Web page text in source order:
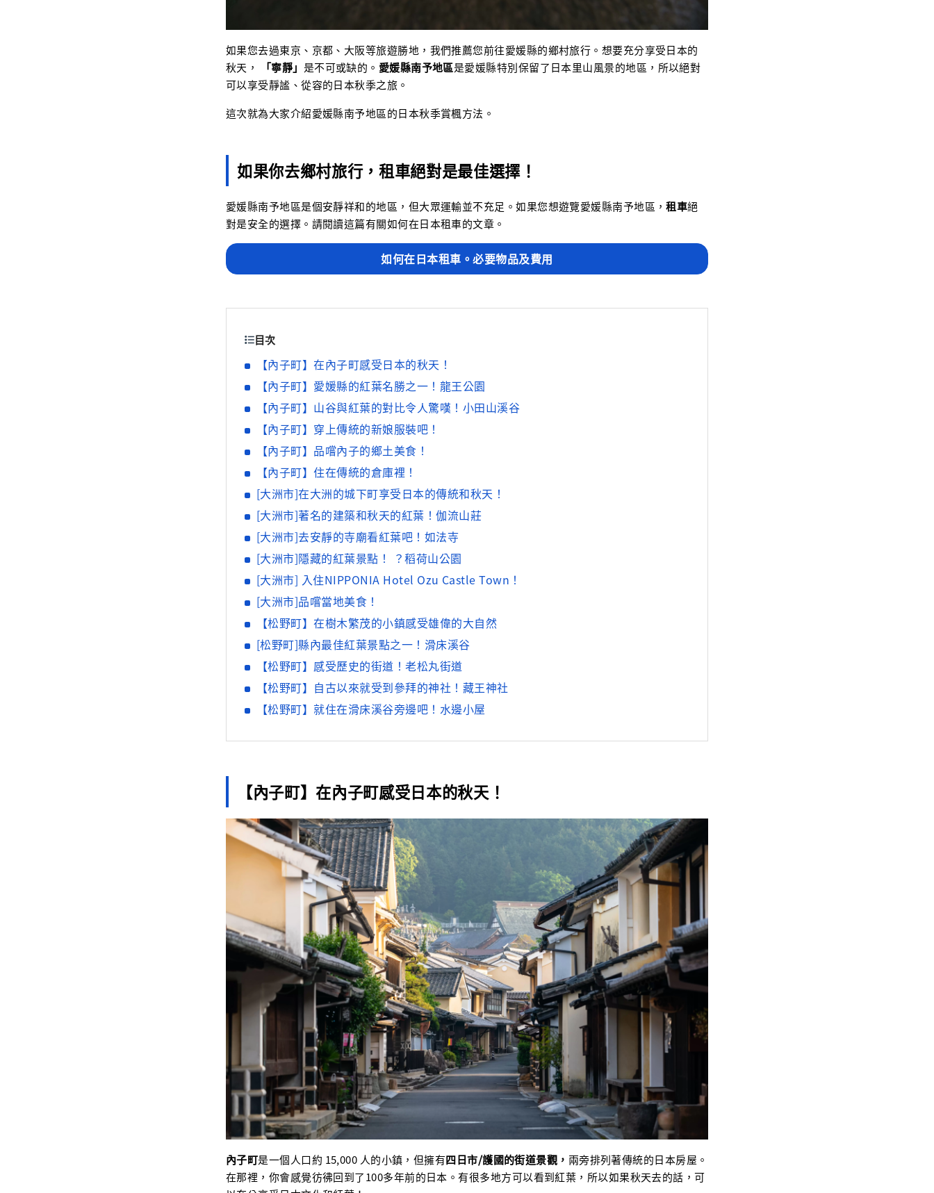
如果您去過東京、京都、大阪等旅遊勝地，我們推薦您前往愛媛縣的鄉村旅行。想要充分享受日本的
秋天，
「寧靜」 是不可或缺的。 愛媛縣南予地區是愛媛縣特別保留了日本里山風景的地區，所以絕對
可以享受靜謐、從容的日本秋季之旅。
這次就為大家介紹愛媛縣南予地區的日本秋季賞楓方法。
如果你去鄉村旅行，租車絕對是最佳選擇！
愛媛縣南予地區是個安靜祥和的地區，但大眾運輸並不充足。如果您想遊覽愛媛縣南予地區，租車絕
對是安全的選擇。請閱讀這篇有關如何在日本租車的文章。
如何在日本租車。必要物品及費用
目次
【內子町】在內子町感受日本的秋天！
【內子町】愛媛縣的紅葉名勝之一！龍王公園
【內子町】山谷與紅葉的對比令人驚嘆！小田山溪谷
【內子町】穿上傳統的新娘服裝吧！
【內子町】品嚐內子的鄉土美食！
【內子町】住在傳統的倉庫裡！
[大洲市]在大洲的城下町享受日本的傳統和秋天！
[大洲市]著名的建築和秋天的紅葉！伽流山莊
[大洲市]去安靜的寺廟看紅葉吧！如法寺
[大洲市]隱藏的紅葉景點！ ？稻荷山公園
[大洲市] 入住NIPPONIA Hotel Ozu Castle Town！
[大洲市]品嚐當地美食！
【松野町】在樹木繁茂的小鎮感受雄偉的大自然
[松野町]縣內最佳紅葉景點之一！滑床溪谷
【松野町】感受歷史的街道！老松丸街道
【松野町】自古以來就受到參拜的神社！藏王神社
【松野町】就住在滑床溪谷旁邊吧！水邊小屋
【內子町】在內子町感受日本的秋天！
內子町是一個人口約 15,000 人的小鎮，但擁有四日市/護國的街道景觀， 兩旁排列著傳統的日本房屋。
在那裡，你會感覺彷彿回到了100多年前的日本。有很多地方可以看到紅葉，所以如果秋天去的話，可